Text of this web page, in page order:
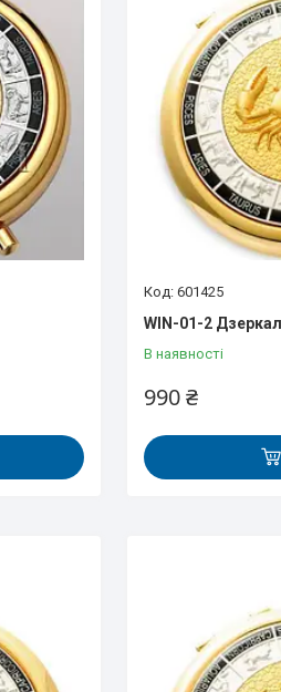
601425
WIN-01-2
В наявності
990 ₴